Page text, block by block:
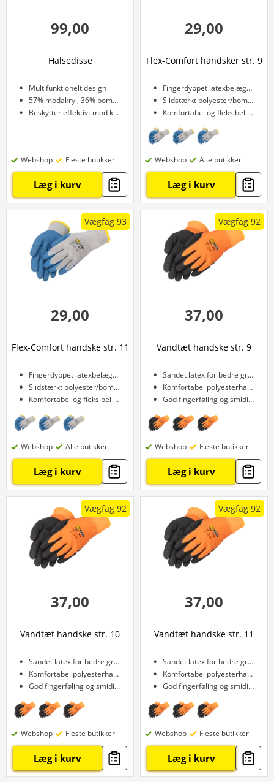
99,00
Halsedisse
Multifunktionelt design
57% modakryl, 36% bomuld, 7% elastan
Beskytter effektivt mod kulde
Webshop Fleste butikker
Læg i kurv
29,00
Flex-Comfort handsker str. 9
Fingerdyppet latexbelægning
Slidstærkt polyester/bomuld
Komfortabel og fleksibel pasform
Webshop Alle butikker
Læg i kurv
Vægfag 93
29,00
Flex-Comfort handske str. 11
Fingerdyppet latexbelægning
Slidstærkt polyester/bomuld
Komfortabel og fleksibel pasform
Webshop Alle butikker
Læg i kurv
Vægfag 92
37,00
Vandtæt handske str. 9
Sandet latex for bedre greb
Komfortabel polyesterhandske
God fingerføling og smidighed
Webshop Fleste butikker
Læg i kurv
Vægfag 92
37,00
Vandtæt handske str. 10
Sandet latex for bedre greb
Komfortabel polyesterhandske
God fingerføling og smidighed
Webshop Fleste butikker
Læg i kurv
Vægfag 92
37,00
Vandtæt handske str. 11
Sandet latex for bedre greb
Komfortabel polyesterhandske
God fingerføling og smidighed
Webshop Fleste butikker
Læg i kurv